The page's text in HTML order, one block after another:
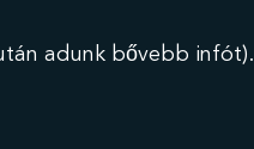
adunk bővebb infót).